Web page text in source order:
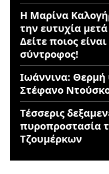
Η Μαρίνα
την ευτυχία
Δείτε ποιος
σύντροφος!
Ιωάννινα:
Στέφανο
Τέσσερις
πυροπροστασία
Τζουμέρκων